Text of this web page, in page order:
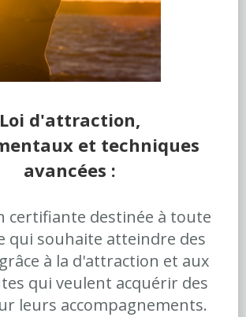
Loi d'attraction,
et techniques
avancées :
certifiante destinée à toute
qui souhaite atteindre des
à la d'attraction et aux
qui veulent acquérir des
leurs accompagnements.